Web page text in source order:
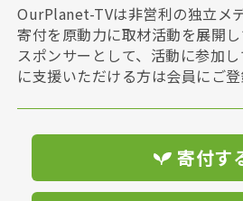
OurPlanet-TVは非営利の独立メ
寄付を原動力に取材活動を展開
スポンサーとして、活動に参加
に支援いただける方は会員にご登
寄付す